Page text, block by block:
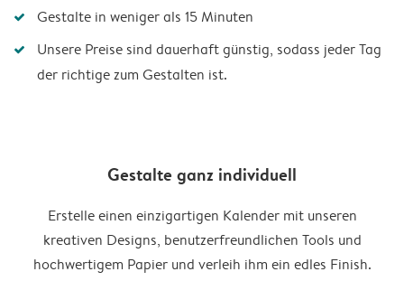
Gestalte in weniger als 15 Minuten
Unsere Preise sind dauerhaft günstig, sodass jeder Tag
der richtige zum Gestalten ist.
Gestalte ganz individuell
Erstelle einen einzigartigen Kalender mit unseren
kreativen Designs, benutzerfreundlichen Tools und
hochwertigem Papier und verleih ihm ein edles Finish.